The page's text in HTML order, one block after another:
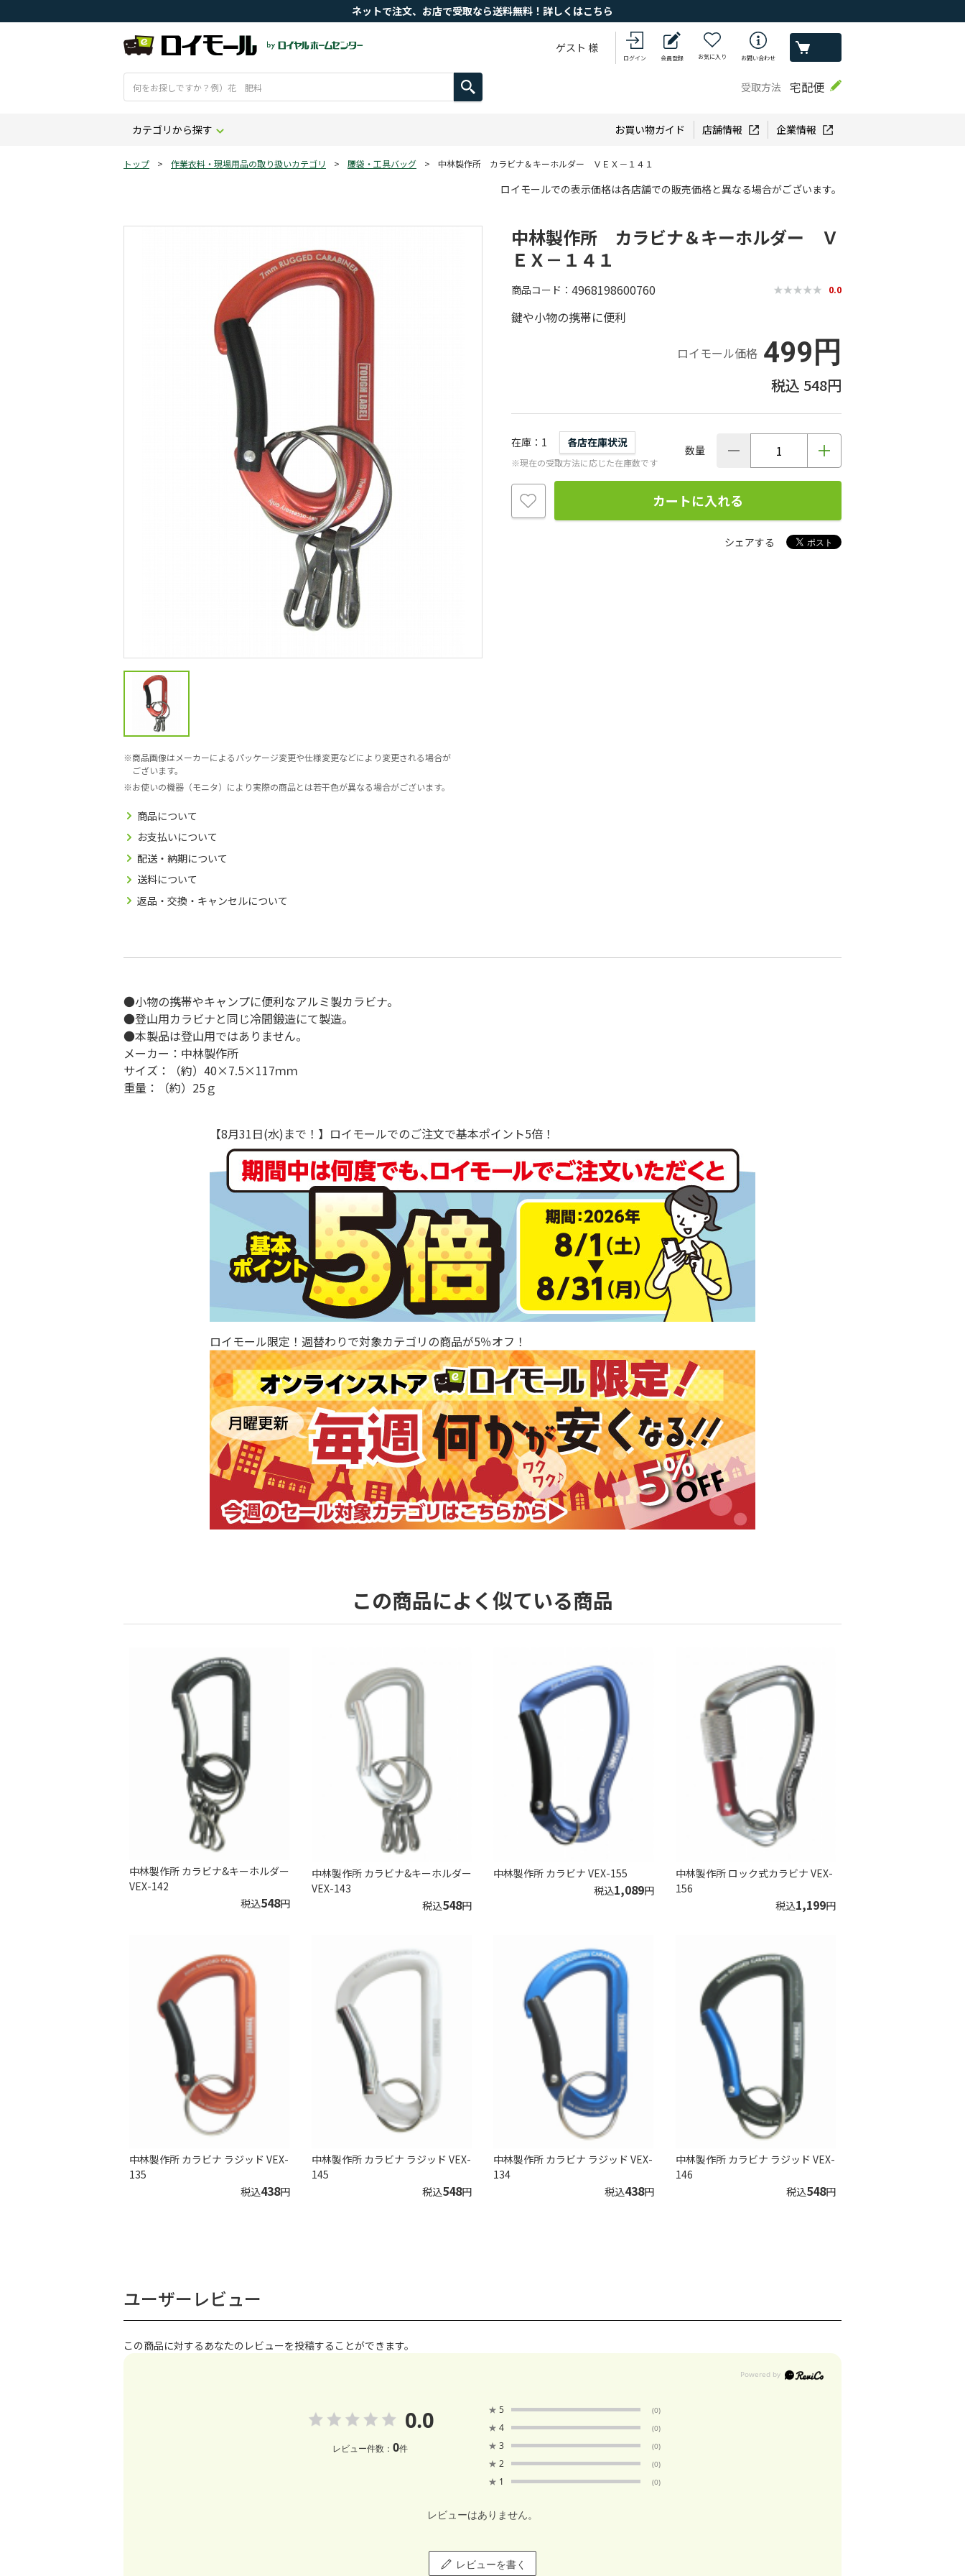
ネットで注文、お店で受取なら送料無料！詳しくはこちら
ゲスト 様
ログイン 会員登録 お気に入り お問い合わせ
受取方法 宅配便
カテゴリから探す お買い物ガイド 店舗情報 企業情報
トップ > 作業衣料・現場用品の取り扱いカテゴリ > 腰袋・工具バッグ > 中林製作所 カラビナ＆キーホルダー ＶＥＸ－１４１
ロイモールでの表示価格は各店舗での販売価格と異なる場合がございます。
商品画像はメーカーによるパッケージ変更や仕様変更などにより変更される場合が
ございます。
お使いの機器（モニタ）により実際の商品とは若干色が異なる場合がございます。
商品について
お支払いについて
配送・納期について
送料について
返品・交換・キャンセルについて
中林製作所 カラビナ＆キーホルダー Ｖ
ＥＸ－１４１
商品コード 4968198600760 0.0
鍵や小物の携帯に便利
ロイモール価格 499円
548円
在庫 1 各店在庫状況
※現在の受取方法に応じた在庫数です
数量
カートに入れる
シェアする
●小物の携帯やキャンプに便利なアルミ製カラビナ。
●登山用カラビナと同じ冷間鍛造にて製造。
●本製品は登山用ではありません。
メーカー：中林製作所
サイズ：（約）40×7.5×117ｍｍ
重量：（約）25ｇ
【8月31日(水)まで！】ロイモールでのご注文で基本ポイント5倍！
ロイモール限定！週替わりで対象カテゴリの商品が5％オフ！
この商品によく似ている商品
中林製作所 カラビナ&キーホルダー
VEX-142
税込548円
中林製作所 カラビナ&キーホルダー
VEX-143
税込548円
中林製作所 カラビナ VEX-155
税込1,089円
中林製作所 ロック式カラビナ VEX-
156
税込1,199円
中林製作所 カラビナ ラジッド VEX-
135
税込438円
中林製作所 カラビナ ラジッド VEX-
145
税込548円
中林製作所 カラビナ ラジッド VEX-
134
税込438円
中林製作所 カラビナ ラジッド VEX-
146
税込548円
ユーザーレビュー
この商品に対するあなたのレビューを投稿することができます。
0.0
レビュー件数： 0件
★ 5 (0)
★ 4 (0)
★ 3 (0)
★ 2 (0)
★ 1 (0)
レビューはありません。
レビューを書く